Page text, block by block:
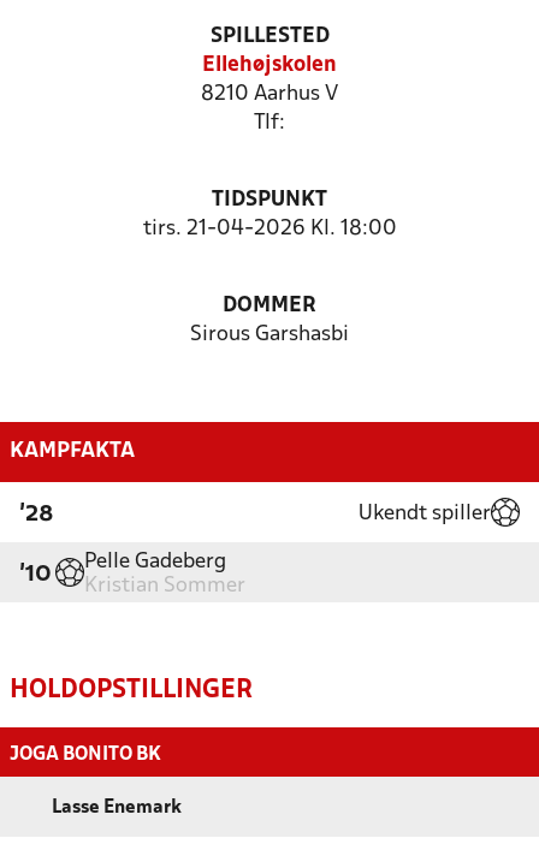
SPILLESTED
Ellehøjskolen
8210 Aarhus V
Tlf:
TIDSPUNKT
tirs. 21-04-2026 Kl. 18:00
DOMMER
Sirous Garshasbi
KAMPFAKTA
'28 Ukendt spiller
'10
Pelle Gadeberg
Kristian Sommer
HOLDOPSTILLINGER
JOGA BONITO BK
Lasse Enemark